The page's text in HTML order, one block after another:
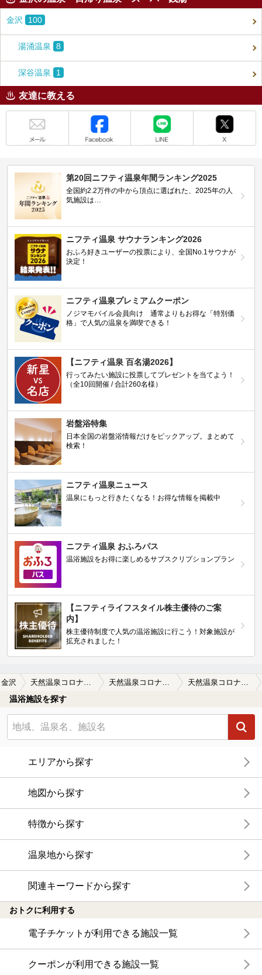
金沢 100
湯涌温泉 8
深谷温泉 1
友達に教える
第20回ニフティ温泉年間ランキング2025
全国約2.2万件の中から頂点に選ばれた、2025年の人
気施設は…
ニフティ温泉 サウナランキング2026
おふろ好きユーザーの投票により、全国No.1サウナが
決定！
ニフティ温泉プレミアムクーポン
ノジマモバイル会員向け 通常よりもお得な「特別価
格」で人気の温泉を満喫できる！
【ニフティ温泉 百名湯2026】
行ってみたい施設に投票してプレゼントを当てよう！
（全10回開催 / 合計260名様）
岩盤浴特集
日本全国の岩盤浴情報だけをピックアップ。まとめて
検索！
ニフティ温泉ニュース
温泉にもっと行きたくなる！お得な情報を掲載中
ニフティ温泉 おふろパス
温浴施設をお得に楽しめるサブスクリプションプラン
【ニフティライフスタイル株主優待のご案
内】
株主優待制度で人気の温浴施設に行こう！対象施設が
拡充されました！
金沢 天然温泉コロナの湯 金沢店（閉館しました） 天然温泉コロナの湯 金沢店（閉館しました）の口コミ一覧 天然温泉コロナの湯 金沢店（閉館しました）の口コミ 閉店なんですね。
温浴施設を探す
エリアから探す
地図から探す
特徴から探す
温泉地から探す
関連キーワードから探す
おトクに利用する
電子チケットが利用できる施設一覧
クーポンが利用できる施設一覧